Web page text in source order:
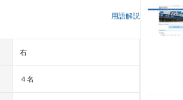
用語解説
右
４名